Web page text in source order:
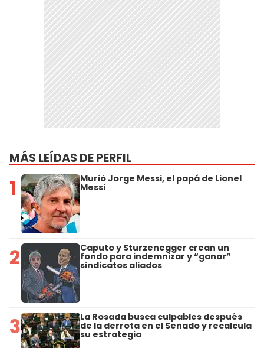
MÁS LEÍDAS DE PERFIL
1 Murió Jorge Messi, el papá de Lionel
Messi
2 Caputo y Sturzenegger crean un
fondo para indemnizar y “ganar”
sindicatos aliados
3 La Rosada busca culpables después
de la derrota en el Senado y recalcula
su estrategia